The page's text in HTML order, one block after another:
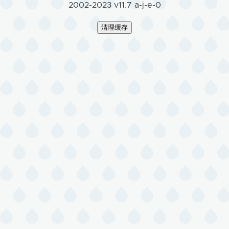
2002-2023 v11.7 a-j-e-0